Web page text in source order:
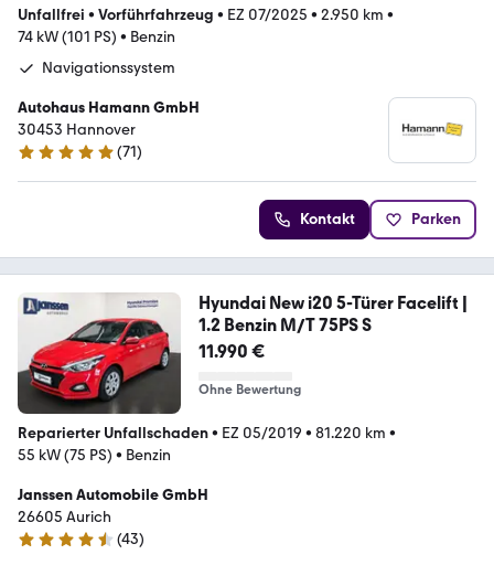
Unfallfrei • Vorführfahrzeug • EZ 07/2025 • 2.950 km •
74 kW (101 PS) • Benzin
Navigationssystem
Autohaus Hamann GmbH
30453 Hannover
5 Sterne
(71)
Kontakt Parken
Hyundai New i20 5-Türer Facelift |
1.2 Benzin M/T 75PS S
11.990 €
Ohne Bewertung
Reparierter Unfallschaden• EZ 05/2019 • 81.220 km •
55 kW (75 PS) • Benzin
Janssen Automobile GmbH
26605 Aurich
4.5 Sterne
(43)